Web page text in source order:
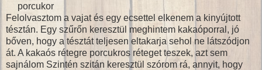
porcukor
Felolvasztom a vajat és egy ecsettel elkenem a kinyújtott
tésztán. Egy szűrőn keresztül meghintem kakaóporral, jó
bőven, hogy a tésztát teljesen eltakarja sehol ne látszódjon
át. A kakaós rétegre porcukros réteget teszek, azt sem
sajnálom Szintén szitán keresztül szórom rá, annyit, hogy